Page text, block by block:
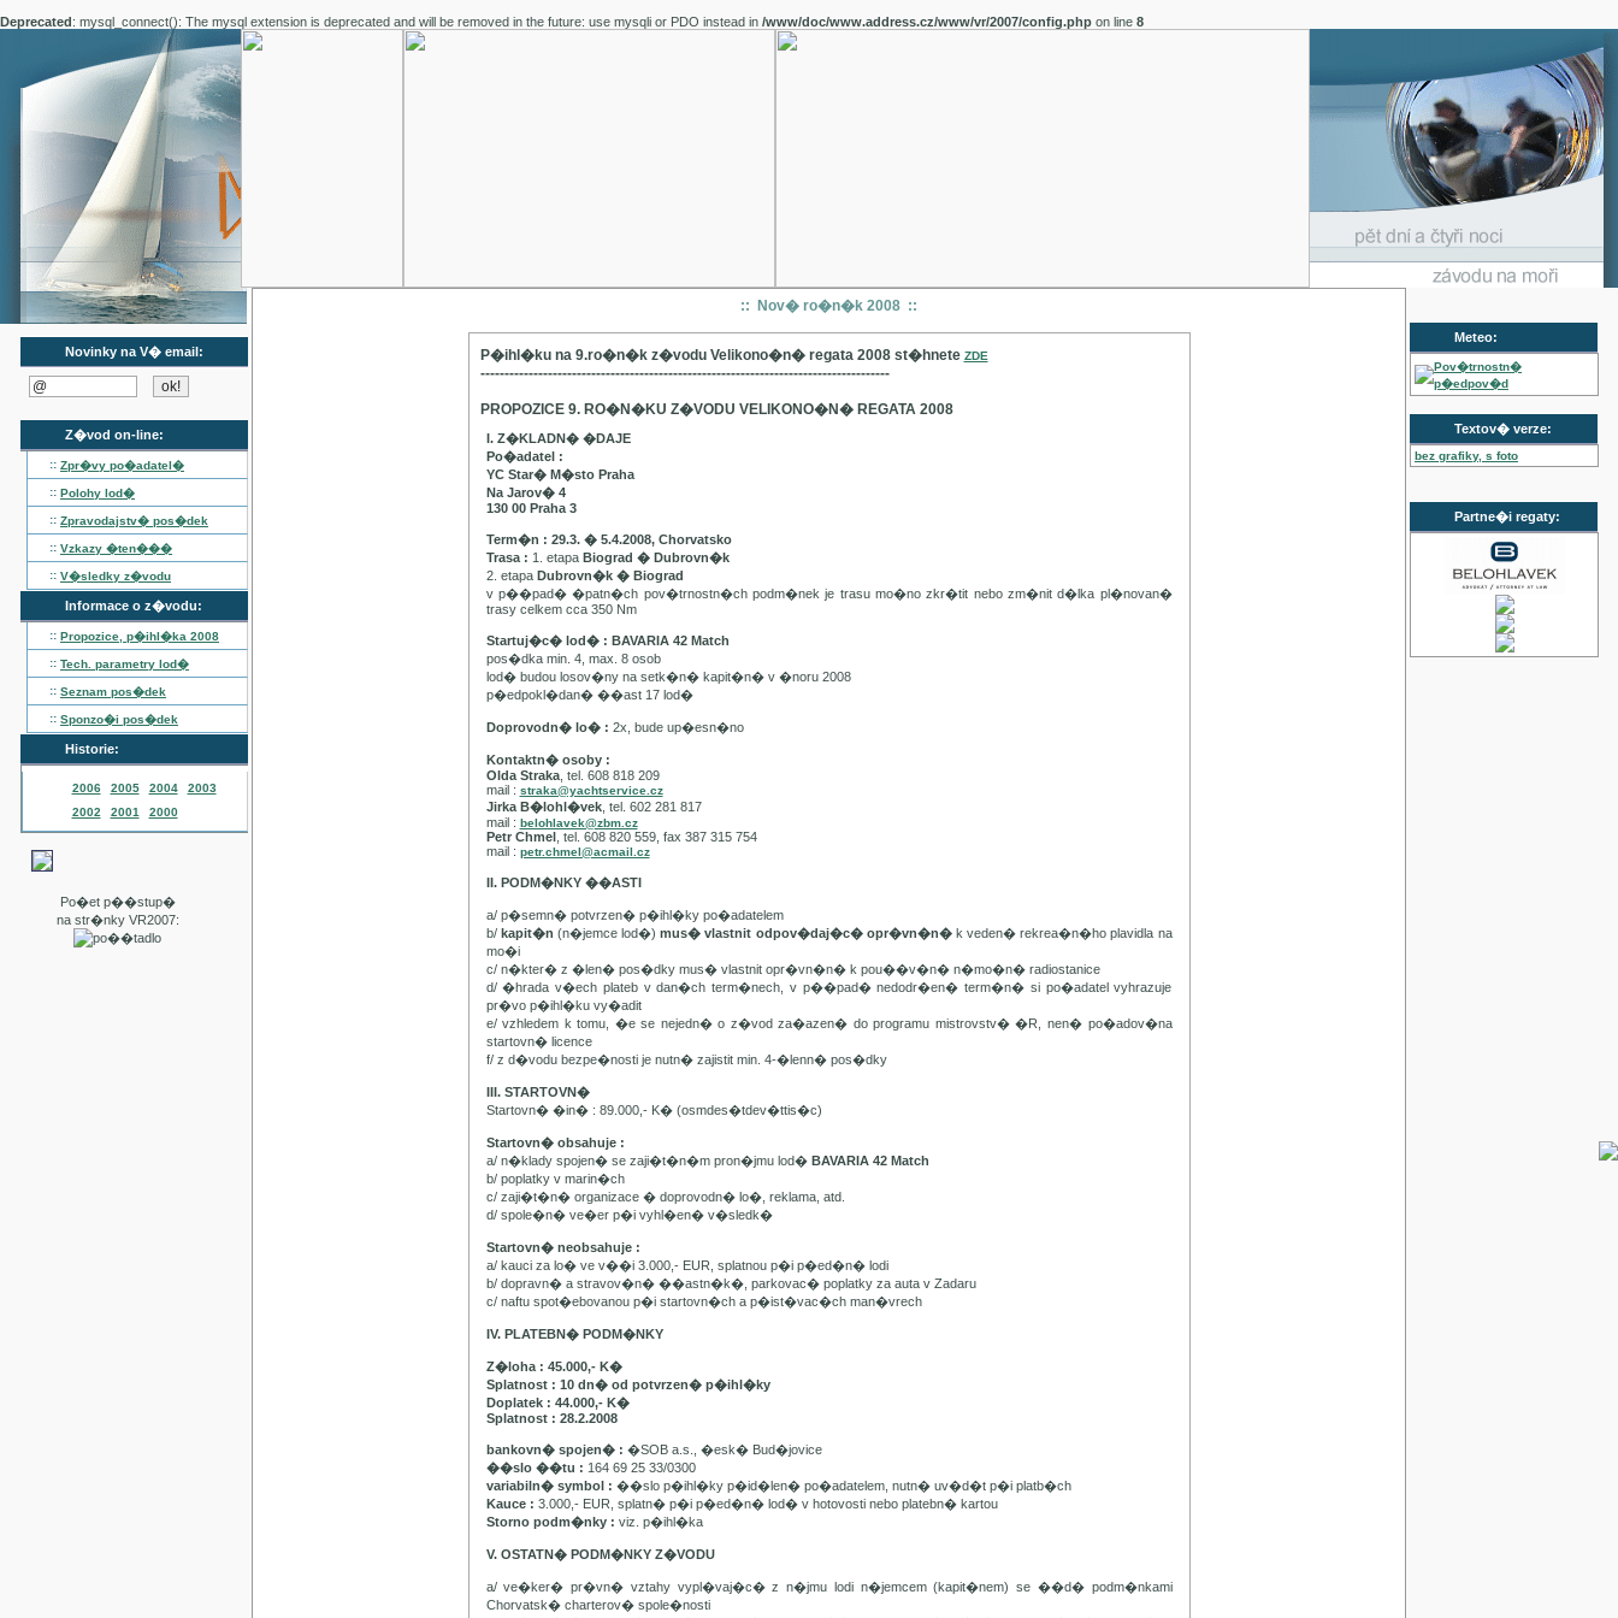
Deprecated: mysql_connect(): The mysql extension is deprecated and will be removed in the future: use mysqli or PDO instead in /www/doc/www.address.cz/www/vr/2007/config.php on line 8
Novinky na V� email:
Z�vod on-line:
:: Zpr�vy po�adatel�
:: Polohy lod�
:: Zpravodajstv� pos�dek
:: Vzkazy �ten���
:: V�sledky z�vodu
Informace o z�vodu:
:: Propozice, p�ihl�ka 2008
:: Tech. parametry lod�
:: Seznam pos�dek
:: Sponzo�i pos�dek
Historie:
2006 2005 2004
2003
2002
2001 2000
Po�et p��stup�
na str�nky VR2007:
:: Nov� ro�n�k 2008 ::
P�ihl�ku na 9.ro�n�k z�vodu Velikono�n� regata 2008 st�hnete ZDE
-------------------------------------------------------------------------------------
PROPOZICE 9. RO�N�KU Z�VODU VELIKONO�N� REGATA 2008
I. Z�KLADN� �DAJE
Po�adatel :
YC Star� M�sto Praha
Na Jarov� 4
130 00 Praha 3
Term�n : 29.3. � 5.4.2008, Chorvatsko
Trasa : 1. etapa Biograd � Dubrovn�k
2. etapa Dubrovn�k � Biograd
v p��pad� �patn�ch pov�trnostn�ch podm�nek je trasu mo�no zkr�tit nebo zm�nit d�lka pl�novan�
trasy celkem cca 350 Nm
Startuj�c� lod� : BAVARIA 42 Match
pos�dka min. 4, max. 8 osob
lod� budou losov�ny na setk�n� kapit�n� v �noru 2008
p�edpokl�dan� ��ast 17 lod�
Doprovodn� lo� : 2x, bude up�esn�no
Kontaktn� osoby :
Olda Straka, tel. 608 818 209
mail : straka@yachtservice.cz
Jirka B�lohl�vek, tel. 602 281 817
mail : belohlavek@zbm.cz
Petr Chmel, tel. 608 820 559, fax 387 315 754
mail : petr.chmel@acmail.cz
II. PODM�NKY ��ASTI
a/ p�semn� potvrzen� p�ihl�ky po�adatelem
b/ kapit�n (n�jemce lod�) mus� vlastnit odpov�daj�c� opr�vn�n� k veden� rekrea�n�ho plavidla na
mo�i
c/ n�kter� z �len� pos�dky mus� vlastnit opr�vn�n� k pou��v�n� n�mo�n� radiostanice
d/ �hrada v�ech plateb v dan�ch term�nech, v p��pad� nedodr�en� term�n� si po�adatel vyhrazuje
pr�vo p�ihl�ku vy�adit
e/ vzhledem k tomu, �e se nejedn� o z�vod za�azen� do programu mistrovstv� �R, nen� po�adov�na
startovn� licence
f/ z d�vodu bezpe�nosti je nutn� zajistit min. 4-�lenn� pos�dky
III. STARTOVN�
Startovn� �in� : 89.000,- K� (osmdes�tdev�ttis�c)
Startovn� obsahuje :
a/ n�klady spojen� se zaji�t�n�m pron�jmu lod� BAVARIA 42 Match
b/ poplatky v marin�ch
c/ zaji�t�n� organizace � doprovodn� lo�, reklama, atd.
d/ spole�n� ve�er p�i vyhl�en� v�sledk�
Startovn� neobsahuje :
a/ kauci za lo� ve v��i 3.000,- EUR, splatnou p�i p�ed�n� lodi
b/ dopravn� a stravov�n� ��astn�k�, parkovac� poplatky za auta v Zadaru
c/ naftu spot�ebovanou p�i startovn�ch a p�ist�vac�ch man�vrech
IV. PLATEBN� PODM�NKY
Z�loha : 45.000,- K�
Splatnost : 10 dn� od potvrzen� p�ihl�ky
Doplatek : 44.000,- K�
Splatnost : 28.2.2008
bankovn� spojen� : �SOB a.s., �esk� Bud�jovice
��slo ��tu : 164 69 25 33/0300
variabiln� symbol : ��slo p�ihl�ky p�id�len� po�adatelem, nutn� uv�d�t p�i platb�ch
Kauce : 3.000,- EUR, splatn� p�i p�ed�n� lod� v hotovosti nebo platebn� kartou
Storno podm�nky : viz. p�ihl�ka
V. OSTATN� PODM�NKY Z�VODU
a/ ve�ker� pr�vn� vztahy vypl�vaj�c� z n�jmu lodi n�jemcem (kapit�nem) se ��d� podm�nkami
Chorvatsk� charterov� spole�nosti
Meteo:
Pov�trnostn�
p�edpov�d
Textov� verze:
bez grafiky, s foto
Partne�i regaty: